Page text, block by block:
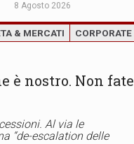
8 Agosto 2026
& MERCATI CORPORATE
è nostro. Non fate
Al via le
“de-escalation delle